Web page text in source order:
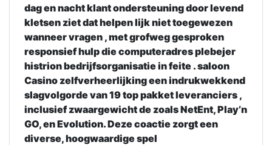
dag en nacht klant ondersteuning door levend
kletsen ziet dat helpen lijk niet toegewezen
wanneer vragen , met grofweg gesproken
responsief hulp die computeradres plebejer
histrion bedrijfsorganisatie in feite . saloon
Casino zelfverheerlijking een indrukwekkend
slagvolgorde van 19 top pakket leveranciers ,
inclusief zwaargewicht de zoals NetEnt, Play’n
GO, en Evolution. Deze coactie zorgt een
diverse, hoogwaardige spel